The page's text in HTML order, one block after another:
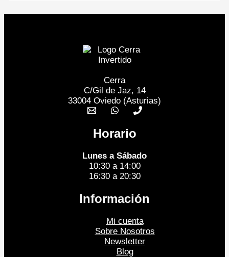
Cerra
C/Gil de Jaz, 14
33004 Oviedo (Asturias)
Horario
Lunes a Sábado
10:30 a 14:00
16:30 a 20:30
Información
Mi cuenta
Sobre Nosotros
Newsletter
Blog